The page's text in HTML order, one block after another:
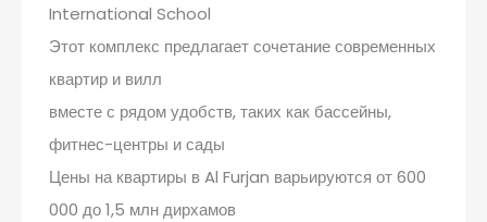
International School
Этот комплекс предлагает сочетание современных
квартир и вилл
вместе с рядом удобств, таких как бассейны,
фитнес-центры и сады
Цены на квартиры в Al Furjan варьируются от 600
000 до 1,5 млн дирхамов